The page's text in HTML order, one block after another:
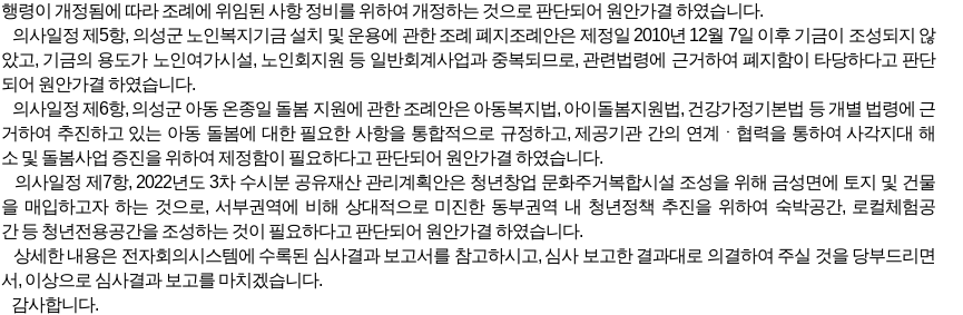
행령이 개정됨에 따라 조례에 위임된 사항 정비를 위하여 개정하는 것으로 판단되어 원안가결 하였습니다.
의사일정 제5항, 의성군 노인복지기금 설치 및 운용에 관한 조례 폐지조례안은 제정일 2010년 12월 7일 이후 기금이 조성되지 않
았고, 기금의 용도가 노인여가시설, 노인회지원 등 일반회계사업과 중복되므로, 관련법령에 근거하여 폐지함이 타당하다고 판단
되어 원안가결 하였습니다.
의사일정 제6항, 의성군 아동 온종일 돌봄 지원에 관한 조례안은 아동복지법, 아이돌봄지원법, 건강가정기본법 등 개별 법령에 근
거하여 추진하고 있는 아동 돌봄에 대한 필요한 사항을 통합적으로 규정하고, 제공기관 간의 연계ㆍ협력을 통하여 사각지대 해
소 및 돌봄사업 증진을 위하여 제정함이 필요하다고 판단되어 원안가결 하였습니다.
의사일정 제7항, 2022년도 3차 수시분 공유재산 관리계획안은 청년창업 문화주거복합시설 조성을 위해 금성면에 토지 및 건물
을 매입하고자 하는 것으로, 서부권역에 비해 상대적으로 미진한 동부권역 내 청년정책 추진을 위하여 숙박공간, 로컬체험공
간 등 청년전용공간을 조성하는 것이 필요하다고 판단되어 원안가결 하였습니다.
상세한 내용은 전자회의시스템에 수록된 심사결과 보고서를 참고하시고, 심사 보고한 결과대로 의결하여 주실 것을 당부드리면
서, 이상으로 심사결과 보고를 마치겠습니다.
감사합니다.